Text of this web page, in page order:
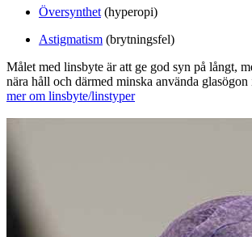
Översynthet (hyperopi)
Astigmatism (brytningsfel)
Målet med linsbyte är att ge god syn på långt,
nära håll och därmed minska använda
mer om linsbyte/linstyper